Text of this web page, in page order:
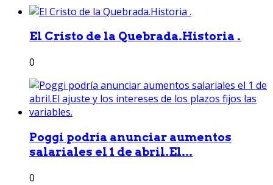
El Cristo de la Quebrada.Historia .
0
Poggi podría anunciar aumentos
salariales el 1 de abril.El...
0